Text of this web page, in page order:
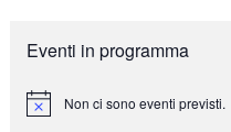
Eventi in programma
N
Non ci sono eventi previsti.